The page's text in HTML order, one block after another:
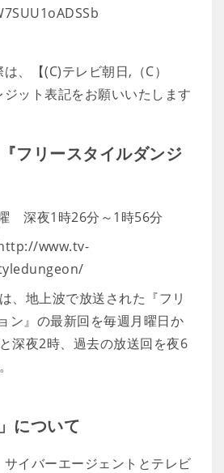
、【(C)テレビ朝日,（C）
ット表記をお願いいたします
フリースタイルダンジ
深夜1時26分～1時56分
www.tv-
、地上波で放送された『フリ
ン』の最新回を毎週月曜日か
深夜2時、過去の放送回を夜6
について
サイバーエージェントとテレビ